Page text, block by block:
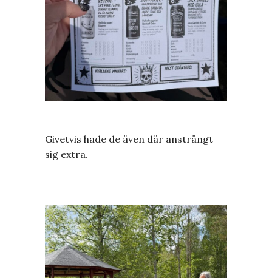
Givetvis hade de även där ansträngt
sig extra.